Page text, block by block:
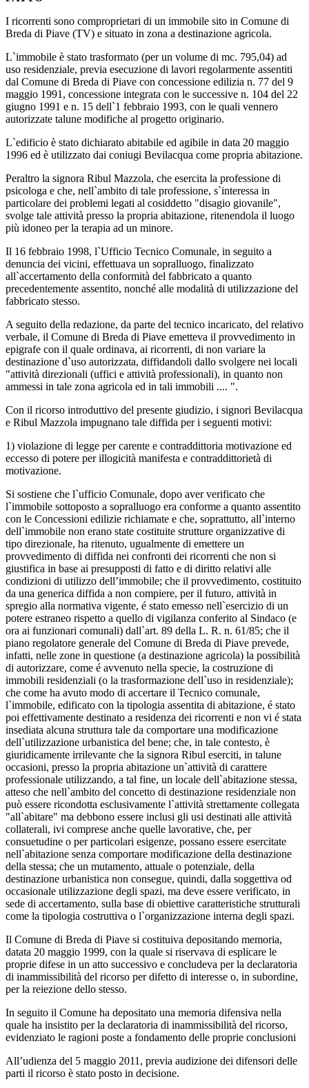
I ricorrenti sono comproprietari di un immobile sito in Comune di
Breda di Piave (TV) e situato in zona a destinazione agricola.
L`immobile è stato trasformato (per un volume di mc. 795,04) ad
uso residenziale, previa esecuzione di lavori regolarmente assentiti
dal Comune di Breda di Piave con concessione edilizia n. 77 del 9
maggio 1991, concessione integrata con le successive n. 104 del 22
giugno 1991 e n. 15 dell`1 febbraio 1993, con le quali vennero
autorizzate talune modifiche al progetto originario.
L`edificio è stato dichiarato abitabile ed agibile in data 20 maggio
1996 ed è utilizzato dai coniugi Bevilacqua come propria abitazione.
Peraltro la signora Ribul Mazzola, che esercita la professione di
psicologa e che, nell`ambito di tale professione, s`interessa in
particolare dei problemi legati al cosiddetto "disagio giovanile",
svolge tale attività presso la propria abitazione, ritenendola il luogo
più idoneo per la terapia ad un minore.
Il 16 febbraio 1998, l`Ufficio Tecnico Comunale, in seguito a
denuncia dei vicini, effettuava un sopralluogo, finalizzato
all`accertamento della conformità del fabbricato a quanto
precedentemente assentito, nonché alle modalità di utilizzazione del
fabbricato stesso.
A seguito della redazione, da parte del tecnico incaricato, del relativo
verbale, il Comune di Breda di Piave emetteva il provvedimento in
epigrafe con il quale ordinava, ai ricorrenti, di non variare la
destinazione d`uso autorizzata, diffidandoli dallo svolgere nei locali
"attività direzionali (uffici e attività professionali), in quanto non
ammessi in tale zona agricola ed in tali immobili .... ".
Con il ricorso introduttivo del presente giudizio, i signori Bevilacqua
e Ribul Mazzola impugnano tale diffida per i seguenti motivi:
1) violazione di legge per carente e contraddittoria motivazione ed
eccesso di potere per illogicità manifesta e contraddittorietà di
motivazione.
Si sostiene che l`ufficio Comunale, dopo aver verificato che
l`immobile sottoposto a sopralluogo era conforme a quanto assentito
con le Concessioni edilizie richiamate e che, soprattutto, all`interno
dell`immobile non erano state costituite strutture organizzative di
tipo direzionale, ha ritenuto, ugualmente di emettere un
provvedimento di diffida nei confronti dei ricorrenti che non si
giustifica in base ai presupposti di fatto e di diritto relativi alle
condizioni di utilizzo dell’immobile; che il provvedimento, costituito
da una generica diffida a non compiere, per il futuro, attività in
spregio alla normativa vigente, é stato emesso nell`esercizio di un
potere estraneo rispetto a quello di vigilanza conferito al Sindaco (e
ora ai funzionari comunali) dall`art. 89 della L. R. n. 61/85; che il
piano regolatore generale del Comune di Breda di Piave prevede,
infatti, nelle zone in questione (a destinazione agricola) la possibilità
di autorizzare, come é avvenuto nella specie, la costruzione di
immobili residenziali (o la trasformazione dell`uso in residenziale);
che come ha avuto modo di accertare il Tecnico comunale,
l`immobile, edificato con la tipologia assentita di abitazione, é stato
poi effettivamente destinato a residenza dei ricorrenti e non vi é stata
insediata alcuna struttura tale da comportare una modificazione
dell`utilizzazione urbanistica del bene; che, in tale contesto, è
giuridicamente irrilevante che la signora Ribul eserciti, in talune
occasioni, presso la propria abitazione un`attività di carattere
professionale utilizzando, a tal fine, un locale dell`abitazione stessa,
atteso che nell`ambito del concetto di destinazione residenziale non
può essere ricondotta esclusivamente l`attività strettamente collegata
"all`abitare" ma debbono essere inclusi gli usi destinati alle attività
collaterali, ivi comprese anche quelle lavorative, che, per
consuetudine o per particolari esigenze, possano essere esercitate
nell`abitazione senza comportare modificazione della destinazione
della stessa; che un mutamento, attuale o potenziale, della
destinazione urbanistica non consegue, quindi, dalla soggettiva od
occasionale utilizzazione degli spazi, ma deve essere verificato, in
sede di accertamento, sulla base di obiettive caratteristiche strutturali
come la tipologia costruttiva o l`organizzazione interna degli spazi.
Il Comune di Breda di Piave si costituiva depositando memoria,
datata 20 maggio 1999, con la quale si riservava di esplicare le
proprie difese in un atto successivo e concludeva per la declaratoria
di inammissibilità del ricorso per difetto di interesse o, in subordine,
per la reiezione dello stesso.
In seguito il Comune ha depositato una memoria difensiva nella
quale ha insistito per la declaratoria di inammissibilità del ricorso,
evidenziato le ragioni poste a fondamento delle proprie conclusioni
All’udienza del 5 maggio 2011, previa audizione dei difensori delle
parti il ricorso è stato posto in decisione.